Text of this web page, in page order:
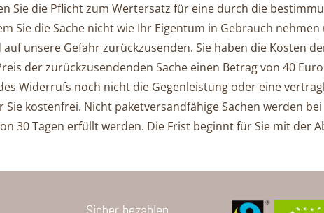
Sie die Pflicht zum Wertersatz für eine durch die
Sie die Sache nicht wie Ihr Eigentum in Gebrauch nehmen
un­se­re Gefahr zurückzusenden. Sie haben die Kosten
der zurückzusendenden Sache einen Betrag von 40
Widerrufs noch nicht die Gegenleistung oder eine
ko­sten­frei. Nicht paketversandfähige Sachen werden
30 Tagen erfüllt werden. Die Frist beginnt für Sie mit der